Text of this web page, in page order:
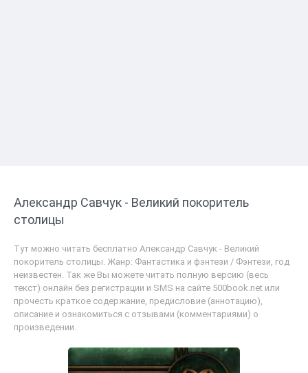
Александр Савчук - Великий покоритель
столицы
Тут можно читать бесплатно Александр Савчук - Великий
покоритель столицы. Жанр: Фантастика и фэнтези / Фэнтези, год
неизвестен. Так же Вы можете читать полную версию (весь
текст) онлайн без регистрации и SMS на сайте 500book.net или
прочесть краткое содержание, предисловие (аннотацию),
описание и ознакомиться с отзывами (комментариями) о
произведении.